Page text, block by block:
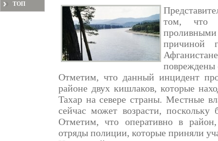
ТОП
том, что
проливными
причиной
повреждены
Отметим, что данный инцидент
районе двух кишлаков, которые
Тахар на севере страны. Местные
сейчас может возрасти, поскольку
Отметим, что оперативно в
отряды полиции, которые приняли